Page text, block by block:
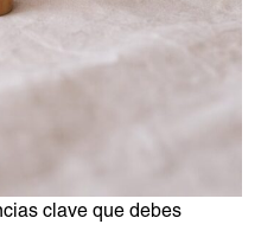
clave que debes